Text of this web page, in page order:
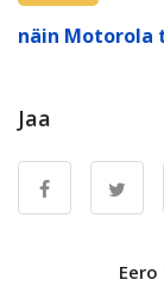
näin Motorola
Jaa
Eero